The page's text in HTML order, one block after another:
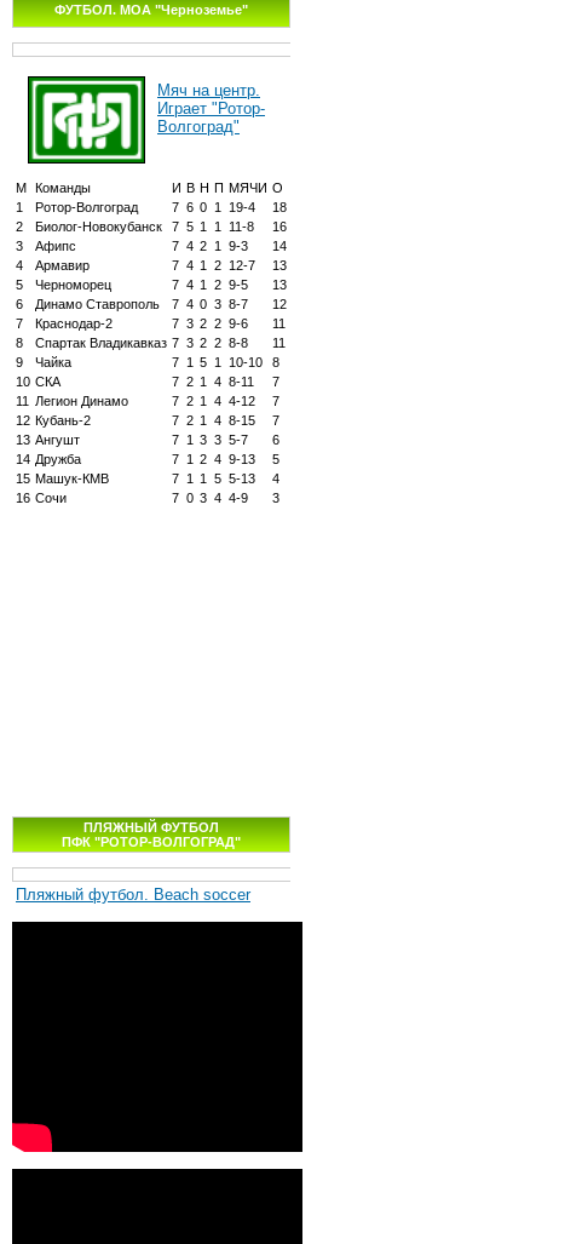
ФУТБОЛ. МОА "Черноземье"
Мяч на центр.
Играет "Ротор-
Волгоград"
М Команды И В Н П МЯЧИ О
1
Ротор-Волгоград 7 6 0 1 19-4
18
2
Биолог-Новокубанск 7 5 1 1 11-8
16
3
Афипс 7 4 2 1 9-3
14
4
Армавир 7 4 1 2 12-7
13
5
Черноморец 7 4 1 2 9-5
13
6
Динамо Ставрополь 7 4 0 3 8-7
12
7
Краснодар-2 7 3 2 2 9-6
11
8
Спартак Владикавказ 7 3 2 2 8-8
11
9
Чайка 7 1 5 1 10-10
8
10 СКА 7 2 1 4 8-11
7
11
Легион Динамо 7 2 1 4 4-12
7
12 Кубань-2 7 2 1 4 8-15
7
13 Ангушт 7 1 3 3 5-7
6
14 Дружба 7 1 2 4 9-13
5
15 Машук-КМВ 7 1 1 5 5-13
4
16 Сочи 7 0 3 4 4-9 3
ПЛЯЖНЫЙ ФУТБОЛ
ПФК "РОТОР-ВОЛГОГРАД"
Пляжный футбол. Beach soccer